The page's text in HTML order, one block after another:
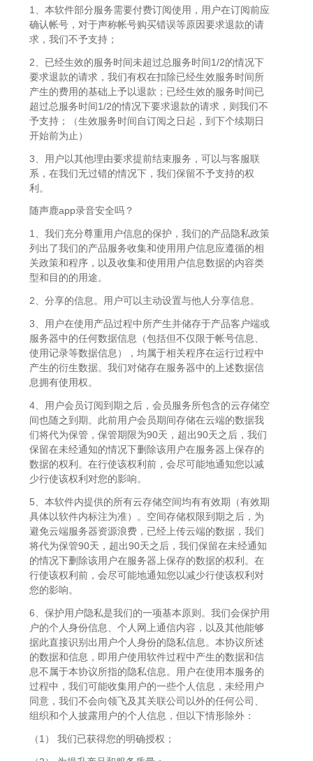
1、本软件部分服务需要付费订阅使用，用户在订阅前应
确认帐号，对于声称帐号购买错误等原因要求退款的请
求，我们不予支持；
2、已经生效的服务时间未超过总服务时间1/2的情况下
要求退款的请求，我们有权在扣除已经生效服务时间所
产生的费用的基础上予以退款；已经生效的服务时间已
超过总服务时间1/2的情况下要求退款的请求，则我们不
予支持；（生效服务时间自订阅之日起，到下个续期日
开始前为止）
3、用户以其他理由要求提前结束服务，可以与客服联
系，在我们无过错的情况下，我们保留不予支持的权
利。
随声鹿app录音安全吗？
1、我们充分尊重用户信息的保护，我们的产品隐私政策
列出了我们的产品服务收集和使用用户信息应遵循的相
关政策和程序，以及收集和使用用户信息数据的内容类
型和目的的用途。
2、分享的信息。用户可以主动设置与他人分享信息。
3、用户在使用产品过程中所产生并储存于产品客户端或
服务器中的任何数据信息（包括但不仅限于帐号信息、
使用记录等数据信息），均属于相关程序在运行过程中
产生的衍生数据。我们对储存在服务器中的上述数据信
息拥有使用权。
4、用户会员订阅到期之后，会员服务所包含的云存储空
间也随之到期。此前用户会员期间存储在云端的数据我
们将代为保管，保管期限为90天，超出90天之后，我们
保留在未经通知的情况下删除该用户在服务器上保存的
数据的权利。在行使该权利前，会尽可能地通知您以减
少行使该权利对您的影响。
5、本软件内提供的所有云存储空间均有有效期（有效期
具体以软件内标注为准）。空间存储权限到期之后，为
避免云端服务器资源浪费，已经上传云端的数据，我们
将代为保管90天，超出90天之后，我们保留在未经通知
的情况下删除该用户在服务器上保存的数据的权利。在
行使该权利前，会尽可能地通知您以减少行使该权利对
您的影响。
6、保护用户隐私是我们的一项基本原则。我们会保护用
户的个人身份信息、个人网上通信内容，以及其他能够
据此直接识别出用户个人身份的隐私信息。本协议所述
的数据和信息，即用户使用软件过程中产生的数据和信
息不属于本协议所指的隐私信息。用户在使用本服务的
过程中，我们可能收集用户的一些个人信息，未经用户
同意，我们不会向领飞及其关联公司以外的任何公司、
组织和个人披露用户的个人信息，但以下情形除外：
（1） 我们已获得您的明确授权；